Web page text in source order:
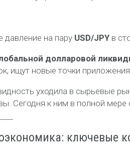
давление на пару USD/JPY в
долларовой
ищут новые точки приложения.
уходила в сырьевые
Сегодня к ним в полной мере
ключевые